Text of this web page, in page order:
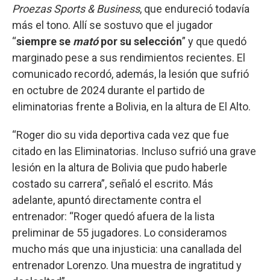
Proezas Sports & Business, que endureció todavía
más el tono. Allí se sostuvo que el jugador
“siempre se matópor su selección” y que quedó
marginado pese a sus rendimientos recientes. El
comunicado recordó, además, la lesión que sufrió
en octubre de 2024 durante el partido de
eliminatorias frente a Bolivia, en la altura de El Alto.
“Roger dio su vida deportiva cada vez que fue
citado en las Eliminatorias. Incluso sufrió una grave
lesión en la altura de Bolivia que pudo haberle
costado su carrera”, señaló el escrito. Más
adelante, apuntó directamente contra el
entrenador: “Roger quedó afuera de la lista
preliminar de 55 jugadores. Lo consideramos
mucho más que una injusticia: una canallada del
entrenador Lorenzo. Una muestra de ingratitud y